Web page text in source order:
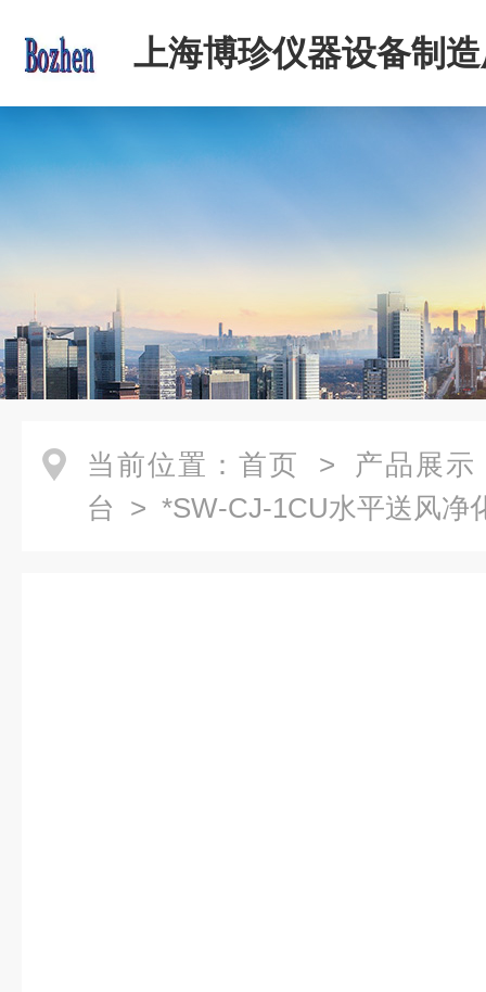
上海博珍仪器设备制
当前位置： 首页 > 产品展示
台 > *SW-CJ-1CU水平送风净